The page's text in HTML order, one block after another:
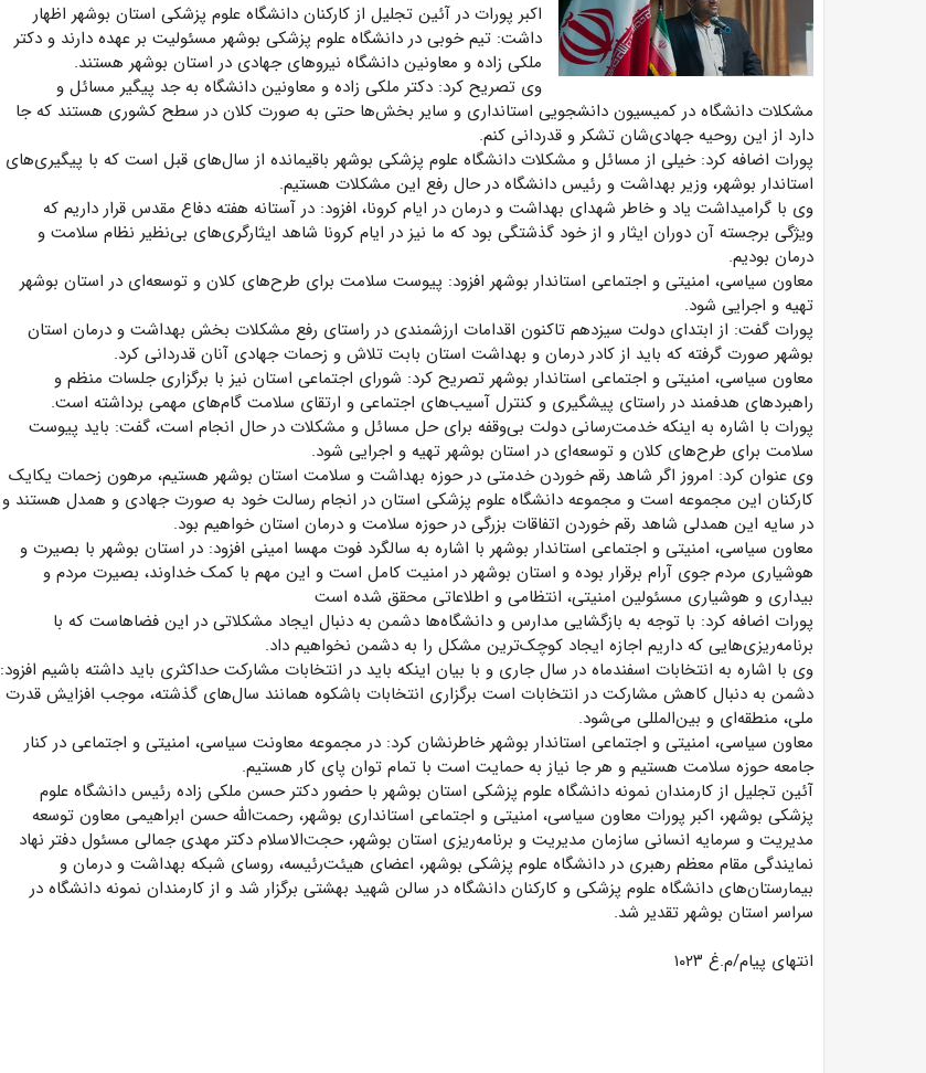
اکبر پورات در آئین تجلیل از کارکنان دانشگاه علوم پزشکی استان بوشهر اظهار
داشت: تیم خوبی در دانشگاه علوم پزشکی بوشهر مسئولیت بر عهده دارند و دکتر
ملکی زاده و معاونین دانشگاه نیروهای جهادی در استان بوشهر هستند.
وی تصریح کرد: دکتر ملکی زاده و معاونین دانشگاه به جد پیگیر مسائل و
مشکلات دانشگاه در کمیسیون دانشجویی استانداری و سایر بخش‌ها حتی به صورت کلان در سطح کشوری هستند که جا
دارد از این روحیه جهادی‌شان تشکر و قدردانی کنم.
پورات اضافه کرد: خیلی از مسائل و مشکلات دانشگاه علوم پزشکی بوشهر باقیمانده از سال‌های قبل است که با پیگیری‌های
استاندار بوشهر، وزیر بهداشت و رئیس دانشگاه در حال رفع این مشکلات هستیم.
وی با گرامیداشت یاد و خاطر شهدای بهداشت و درمان در ایام کرونا، افزود: در آستانه هفته دفاع مقدس قرار داریم که
ویژگی برجسته آن دوران ایثار و از خود گذشتگی بود که ما نیز در ایام کرونا شاهد ایثارگری‌های بی‌نظیر نظام سلامت و
درمان بودیم.
معاون سیاسی، امنیتی و اجتماعی استاندار بوشهر افزود: پیوست سلامت برای طرح‌های کلان و توسعه‌ای در استان بوشهر
تهیه و اجرایی شود.
پورات گفت: از ابتدای دولت سیزدهم تاکنون اقدامات ارزشمندی در راستای رفع مشکلات بخش بهداشت و درمان استان
بوشهر صورت گرفته که باید از کادر درمان و بهداشت استان بابت تلاش و زحمات جهادی آنان قدردانی کرد.
معاون سیاسی، امنیتی و اجتماعی استاندار بوشهر تصریح کرد: شورای اجتماعی استان نیز با برگزاری جلسات منظم و
راهبردهای هدفمند در راستای پیشگیری و کنترل آسیب‌های اجتماعی و ارتقای سلامت گام‌های مهمی برداشته است.
پورات با اشاره به اینکه خدمت‌رسانی دولت بی‌وقفه برای حل مسائل و مشکلات در حال انجام است، گفت: باید پیوست
سلامت برای طرح‌های کلان و توسعه‌ای در استان بوشهر تهیه و اجرایی شود.
وی عنوان کرد: امروز اگر شاهد رقم خوردن خدمتی در حوزه بهداشت و سلامت استان بوشهر هستیم، مرهون زحمات یکایک
کارکنان این مجموعه است و مجموعه دانشگاه علوم پزشکی استان در انجام رسالت خود به صورت جهادی و همدل هستند و
در سایه این همدلی شاهد رقم خوردن اتفاقات بزرگی در حوزه سلامت و درمان استان خواهیم بود.
معاون سیاسی، امنیتی و اجتماعی استاندار بوشهر با اشاره به سالگرد فوت مهسا امینی افزود: در استان بوشهر با بصیرت و
هوشیاری مردم جوی آرام برقرار بوده و استان بوشهر در امنیت کامل است و این مهم با کمک خداوند، بصیرت مردم و
بیداری و هوشیاری مسئولین امنیتی، انتظامی و اطلاعاتی محقق شده است
پورات اضافه کرد: با توجه به بازگشایی مدارس و دانشگاه‌ها دشمن به دنبال ایجاد مشکلاتی در این فضاهاست که با
برنامه‌ریزی‌هایی که داریم اجازه ایجاد کوچک‌ترین مشکل را به دشمن نخواهیم داد.
وی با اشاره به انتخابات اسفندماه در سال جاری و با بیان اینکه باید در انتخابات مشارکت حداکثری باید داشته باشیم افزود:
دشمن به دنبال کاهش مشارکت در انتخابات است برگزاری انتخابات باشکوه همانند سال‌های گذشته، موجب افزایش قدرت
ملی، منطقه‌ای و بین‌المللی می‌شود.
معاون سیاسی، امنیتی و اجتماعی استاندار بوشهر خاطرنشان کرد: در مجموعه معاونت سیاسی، امنیتی و اجتماعی در کنار
جامعه حوزه سلامت هستیم و هر جا نیاز به حمایت است با تمام توان پای کار هستیم.
آئین تجلیل از کارمندان نمونه دانشگاه علوم پزشکی استان بوشهر با حضور دکتر حسن ملکی زاده رئیس دانشگاه علوم
پزشکی بوشهر، اکبر پورات معاون سیاسی، امنیتی و اجتماعی استانداری بوشهر، رحمت‌الله حسن ابراهیمی معاون توسعه
مدیریت و سرمایه انسانی سازمان مدیریت و برنامه‌ریزی استان بوشهر، حجت‌الاسلام دکتر مهدی جمالی مسئول دفتر نهاد
نمایندگی مقام معظم رهبری در دانشگاه علوم پزشکی بوشهر، اعضای هیئت‌رئیسه، روسای شبکه بهداشت و درمان و
بیمارستان‌های دانشگاه علوم پزشکی و کارکنان دانشگاه در سالن شهید بهشتی برگزار شد و از کارمندان نمونه دانشگاه در
سراسر استان بوشهر تقدیر شد.
انتهای پیام/م.غ ۱۰۲۳